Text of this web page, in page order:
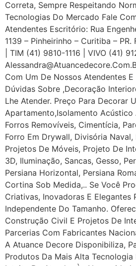
Correta, Sempre Respeitando
Tecnologias Do Mercado Fale
Atendentes Escritório: Rua
1139 – Pinheirinho – Curitiba –
| TIM (41) 9810-1116 | VIVO (41)
Com Um De Nossos Atendentes
Dúvidas Sobre ,Decoração
Lhe Atender. Preço Para Decorar
Apartamento,Isolamento
Forros Removíveis, Cimentícia,
Forro Em Drywall, Divisória Naval,
Projetos De Móveis, Projeto De
3D, Iluminação, Sancas, Gesso,
Persiana Horizontal, Persiana
Cortina Sob Medida,.. Se Você
Criativas, Inovadoras E Elegantes
Independente Do Tamanho.
Construção Civil E Projetos De
Parcerias Com Fabricantes
A Atuance Decore Disponibiliza,
Produtos Da Mais Alta Tecnologia